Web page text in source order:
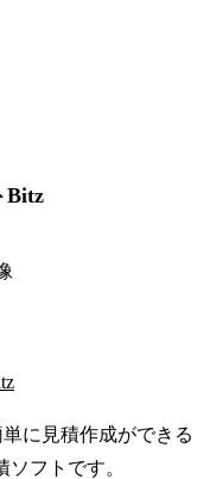
Bitz
に見積作成ができる
フトです。